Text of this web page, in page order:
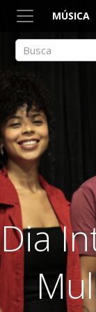
MÚSICA
ACESSO
Arte, Cultura Pop e
Dia